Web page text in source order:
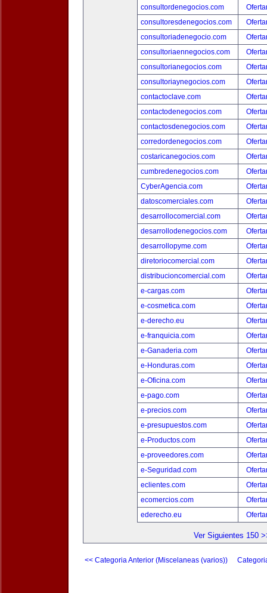
consultordenegocios.com
consultoresdenegocios.com
consultoriadenegocio.com
consultoriaennegocios.com
consultorianegocios.com
consultoriaynegocios.com
contactoclave.com
contactodenegocios.com
contactosdenegocios.com
corredordenegocios.com
costaricanegocios.com
cumbredenegocios.com
CyberAgencia.com
datoscomerciales.com
desarrollocomercial.com
desarrollodenegocios.com
desarrollopyme.com
diretoriocomercial.com
distribucioncomercial.com
e-cargas.com
e-cosmetica.com
e-derecho.eu
e-franquicia.com
e-Ganaderia.com
e-Honduras.com
e-Oficina.com
e-pago.com
e-precios.com
e-presupuestos.com
e-Productos.com
e-proveedores.com
e-Seguridad.com
eclientes.com
ecomercios.com
ederecho.eu
Ver Siguientes 150
<< Categoria Anterior (Miscelaneas (varios))